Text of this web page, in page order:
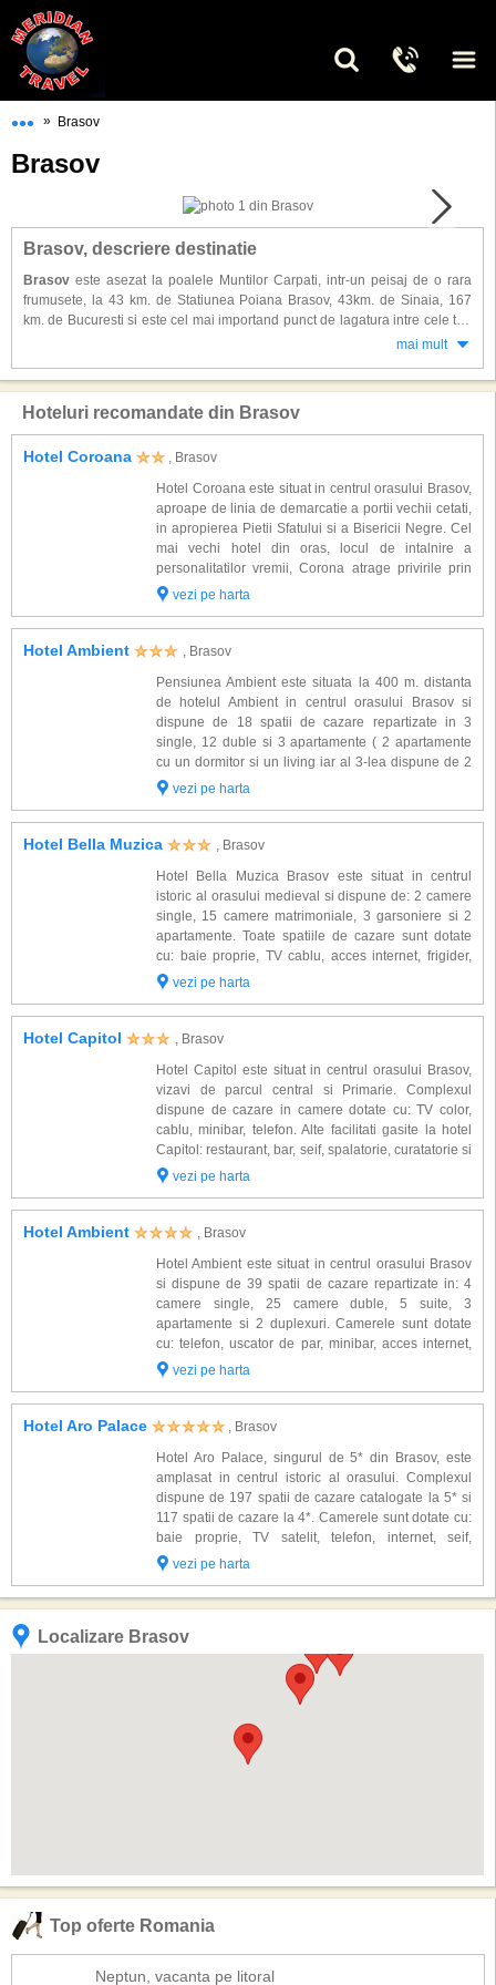
••• » Brasov
Brasov
Brasov, descriere destinatie
Brasov este asezat la poalele Muntilor Carpati, intr-un peisaj de o rara
frumusete, la 43 km. de Statiunea Poiana Brasov, 43km. de Sinaia, 167
km. de Bucuresti si este cel mai importand punct de lagatura intre cele trei
importante regiuni ale tarii : Transilvania, Muntenia si Moldova. Orasul este
Cetatea Corona ), dar, in acelasi timp, un centru puternic industrial si
Cea ma importanta atractie a orasului este Piata Sfatului, situata in centrul
orasului vechi, inconjurata pe alocuri de ramasitele unor ziduri ale cetatii.
Tot in acelasi timp ( 1420 ) au fost construite cele mai importante cladiri din
jurul pietei : Casa Sfatului (unde a functionat administratia locala iar in
present este amenajat un muzeu de istorie), Biserica Neagra (cel mai
mare edificiu religios intre Viena si Istanbul), cafenele, restaurante si
magazine. Acestea dau un aer boem orasului.
In imediata apropiere a pietei se afla biserica luterana, un important
monument istoric si de arta a tarii. Numele de ,,Biserica Neagra'' l-a primit
zidurile, fara sa fie distrusa, insa, maretia edificiului. In interiorul bisericii se
pastreaza astazi unele piese de mobilier si obiecte de cult remarcabile. Tot
in apropierea pietei se afla Strada Republicii unde veti gasi numeroase
magazine, in special de artizanat (covoare de lana, jucarii din lemn,
Cea mai buna imagine a orasului Brasov se poate realiza urcand cu
telecabina pe varful Tampa. De aici veti vedea o panorama splendida
asupra inregii regiuni. Un alt loc ce merita vizitat este Bastionul Tesatorilor.
Prevazuta cu foisoare, galerii, constructia era un scut de aparare cat si un
tineau intruniri pentru instructia militara, se confirmau ucenicii in tainele
tesatoriei. Datorita performantelor de acustica ale incintei locul serveste
astazi concertelor simfonice in aer liber.
Orasul va ofera o imbinare perfecta intre atractiile turistice si posibilitatile
multiple de recreere si distractie (restaurante traditionale si moderne,
Pentru vacanta dvs. va pregatim sejur de vara- toamna- iarna 2026, oferte
mai mult
Hoteluri recomandate din Brasov
Hotel Coroana
, Brasov
Hotel Coroana este situat in centrul orasului Brasov,
aproape de linia de demarcatie a portii vechii cetati,
in apropierea Pietii Sfatului si a Bisericii Negre. Cel
mai vechi hotel din oras, locul de intalnire a
personalitatilor vremii, Corona atrage privirile prin
arhitectura Art Noveau si Baroque, fiind declarat
vezi pe harta
Hotel Ambient
, Brasov
Pensiunea Ambient este situata la 400 m. distanta
de hotelul Ambient in centrul orasului Brasov si
dispune de 18 spatii de cazare repartizate in 3
single, 12 duble si 3 apartamente ( 2 apartamente
cu un dormitor si un living iar al 3-lea dispune de 2
dormitoare si un living ). Camerele sunt amenajate
vezi pe harta
Hotel Bella Muzica
, Brasov
Hotel Bella Muzica Brasov este situat in centrul
istoric al orasului medieval si dispune de: 2 camere
single, 15 camere matrimoniale, 3 garsoniere si 2
apartamente. Toate spatiile de cazare sunt dotate
cu: baie proprie, TV cablu, acces internet, frigider,
telefon, casa de valori, aer conditionat ( in unele
vezi pe harta
Hotel Capitol
, Brasov
Hotel Capitol este situat in centrul orasului Brasov,
vizavi de parcul central si Primarie. Complexul
dispune de cazare in camere dotate cu: TV color,
cablu, minibar, telefon. Alte facilitati gasite la hotel
Capitol: restaurant, bar, seif, spalatorie, curatatorie si
parcare. Adreesa hotelului: Brasov, Str. Muresenilor
vezi pe harta
Hotel Ambient
, Brasov
Hotel Ambient este situat in centrul orasului Brasov
si dispune de 39 spatii de cazare repartizate in: 4
camere single, 25 camere duble, 5 suite, 3
apartamente si 2 duplexuri. Camerele sunt dotate
cu: telefon, uscator de par, minibar, acces internet,
radio / ceas, TV cablu, baie proprie, terasa. Suitele si
vezi pe harta
Hotel Aro Palace
, Brasov
Hotel Aro Palace, singurul de 5* din Brasov, este
amplasat in centrul istoric al orasului. Complexul
dispune de 197 spatii de cazare catalogate la 5* si
117 spatii de cazare la 4*. Camerele sunt dotate cu:
baie proprie, TV satelit, telefon, internet, seif,
minibar, aer conditonat. Alte facilitati oferite la hotel
vezi pe harta
Localizare Brasov
Top oferte Romania
Neptun, vacanta pe litoral